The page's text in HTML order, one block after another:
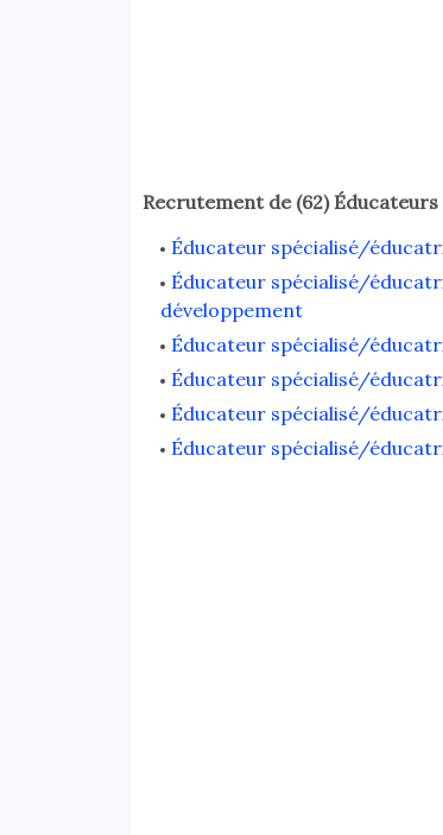
Recrutement de (62)
Éducateur spécialisé/
Éducateur spécialisé/
développement
Éducateur spécialisé/
Éducateur spécialisé/
Éducateur spécialisé/
Éducateur spécialisé/